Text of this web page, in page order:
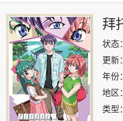
拜
状态：
更新：
年份：
地区：
类型：